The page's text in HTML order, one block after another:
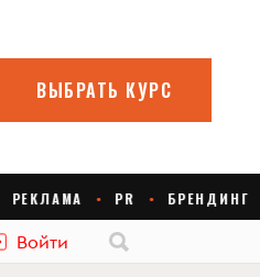
Войти